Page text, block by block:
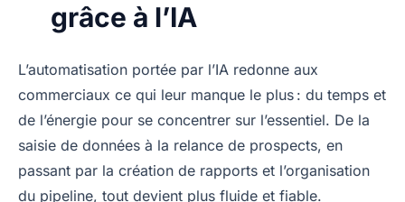
grâce à l’IA
L’automatisation portée par l’IA redonne aux
commerciaux ce qui leur manque le plus : du temps et
de l’énergie pour se concentrer sur l’essentiel. De la
saisie de données à la relance de prospects, en
passant par la création de rapports et l’organisation
du pipeline, tout devient plus fluide et fiable.